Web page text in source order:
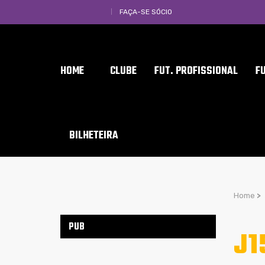
FAÇA-SE SÓCIO
HOME CLUBE FUT. PROFISSIONAL
BILHETEIRA
Home >
PUB